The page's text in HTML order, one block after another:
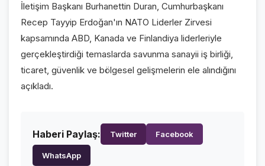
HAKKIMIZDA
KÜNYE
İLETİŞİM
İletişim Başkanı Burhanettin Duran, Cumhurbaşkanı
Recep Tayyip Erdoğan'ın NATO Liderler Zirvesi
kapsamında ABD, Kanada ve Finlandiya liderleriyle
gerçekleştirdiği temaslarda savunma sanayii iş birliği,
ticaret, güvenlik ve bölgesel gelişmelerin ele alındığını
açıkladı.
Haberi Paylaş: Twitter Facebook
WhatsApp